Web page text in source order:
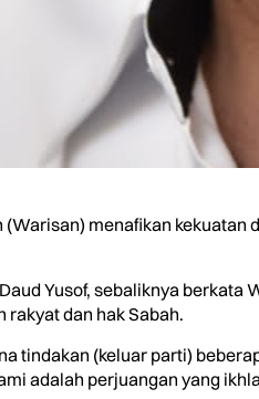
(Warisan) menafikan
Yusof, sebaliknya
rakyat dan hak Sabah.
tindakan (keluar parti)
adalah perjuangan yang